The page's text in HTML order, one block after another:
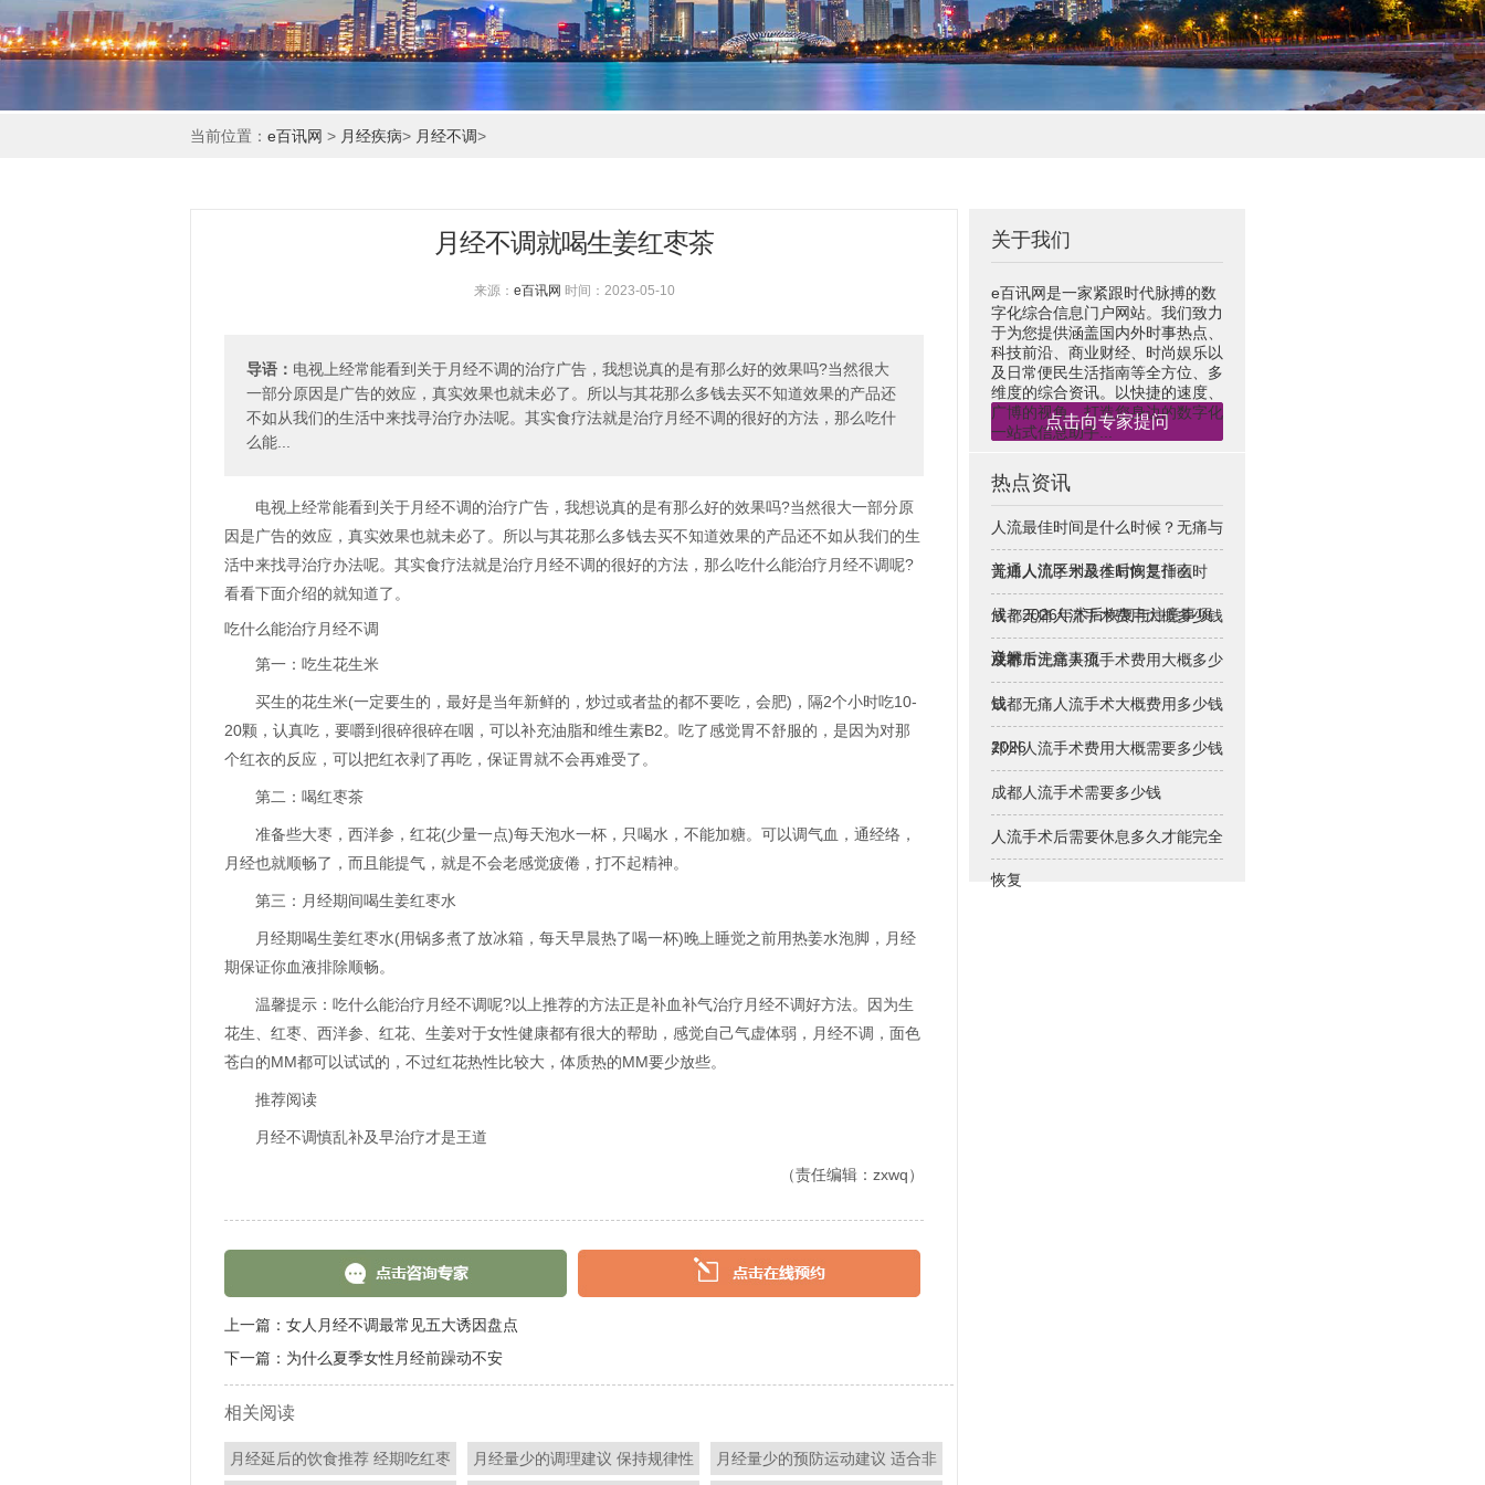
当前位置： e百讯网 > 月经疾病> 月经不调>
月经不调就喝生姜红枣茶
来源： e百讯网 时间：2023-05-10
导语： 电视上经常能看到关于月经不调的治疗广告，我想说真的是有那么好的效果吗?当然很大
一部分原因是广告的效应，真实效果也就未必了。所以与其花那么多钱去买不知道效果的产品还
不如从我们的生活中来找寻治疗办法呢。其实食疗法就是治疗月经不调的很好的方法，那么吃什
么能...
电视上经常能看到关于月经不调的治疗广告，我想说真的是有那么好的效果吗?当然很大一部分原
因是广告的效应，真实效果也就未必了。所以与其花那么多钱去买不知道效果的产品还不如从我们的生
活中来找寻治疗办法呢。其实食疗法就是治疗月经不调的很好的方法，那么吃什么能治疗月经不调呢?
看看下面介绍的就知道了。
吃什么能治疗月经不调
第一：吃生花生米
买生的花生米(一定要生的，最好是当年新鲜的，炒过或者盐的都不要吃，会肥)，隔2个小时吃10-
20颗，认真吃，要嚼到很碎很碎在咽，可以补充油脂和维生素B2。吃了感觉胃不舒服的，是因为对那
个红衣的反应，可以把红衣剥了再吃，保证胃就不会再难受了。
第二：喝红枣茶
准备些大枣，西洋参，红花(少量一点)每天泡水一杯，只喝水，不能加糖。可以调气血，通经络，
月经也就顺畅了，而且能提气，就是不会老感觉疲倦，打不起精神。
第三：月经期间喝生姜红枣水
月经期喝生姜红枣水(用锅多煮了放冰箱，每天早晨热了喝一杯)晚上睡觉之前用热姜水泡脚，月经
期保证你血液排除顺畅。
温馨提示：吃什么能治疗月经不调呢?以上推荐的方法正是补血补气治疗月经不调好方法。因为生
花生、红枣、西洋参、红花、生姜对于女性健康都有很大的帮助，感觉自己气虚体弱，月经不调，面色
苍白的MM都可以试试的，不过红花热性比较大，体质热的MM要少放些。
推荐阅读
月经不调慎乱补及早治疗才是王道
（责任编辑：zxwq）
上一篇： 女人月经不调最常见五大诱因盘点
下一篇： 为什么夏季女性月经前躁动不安
相关阅读
月经延后的饮食推荐 经期吃红枣
月经量少的调理建议 保持规律性
月经量少的预防运动建议 适合非
关于我们
e百讯网是一家紧跟时代脉搏的数
字化综合信息门户网站。我们致力
于为您提供涵盖国内外时事热点、
科技前沿、商业财经、时尚娱乐以
及日常便民生活指南等全方位、多
维度的综合资讯。以快捷的速度、
广博的视角，打造您身边的数字化
一站式信息助手...
点击向专家提问
热点资讯
人流最佳时间是什么时候？无痛与
普通人流区别及术后恢复指南
无痛人流手术最佳时间是什么时
候？2026年术后恢复与注意事项
详解
成都无痛人流手术费用大概多少钱
及术后注意事项
成都市无痛人流手术费用大概多少
钱
成都无痛人流手术大概费用多少钱
2026
郑州人流手术费用大概需要多少钱
成都人流手术需要多少钱
人流手术后需要休息多久才能完全
恢复